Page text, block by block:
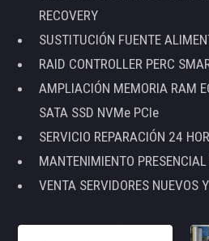
RECOVERY
SUSTITUCIÓN FUENTE
RAID CONTROLLER PERC
AMPLIACIÓN MEMORIA RAM
SATA SSD NVMe PCIe
SERVICIO REPARACIÓN 24
MANTENIMIENTO
VENTA SERVIDORES NUEVOS